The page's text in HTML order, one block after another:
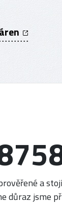
a
důraz jsme